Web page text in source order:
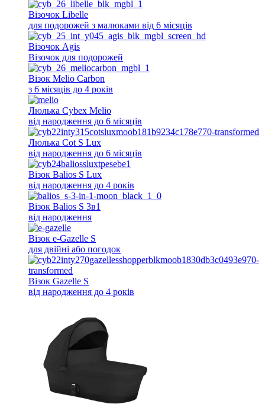
Візочок Libelle
для подорожей з малюками від 6 місяців
Візочок Agis
Візочок для подорожей
Візок Melio Carbon
з 6 місяців до 4 років
Люлька Cybex Melio
від народження до 6 місяців
Люлька Cot S Lux
від народження до 6 місяців
Візок Balios S Lux
від народження до 4 років
Візок Balios S 3в1
від народження
Візок e-Gazelle S
для двійні або погодок
Візок Gazelle S
від народження до 4 років